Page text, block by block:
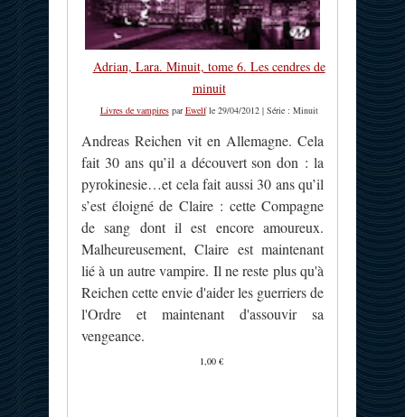
Adrian, Lara. Minuit, tome 6. Les cendres de
minuit
Livres de vampiresparEwelfle 29/04/2012 | Série : Minuit
Andreas Reichen vit en Allemagne. Cela
fait 30 ans qu’il a découvert son don : la
pyrokinesie…et cela fait aussi 30 ans qu’il
s’est éloigné de Claire : cette Compagne
de sang dont il est encore amoureux.
Malheureusement, Claire est maintenant
lié à un autre vampire. Il ne reste plus qu'à
Reichen cette envie d'aider les guerriers de
l'Ordre et maintenant d'assouvir sa
vengeance.
1,00 €